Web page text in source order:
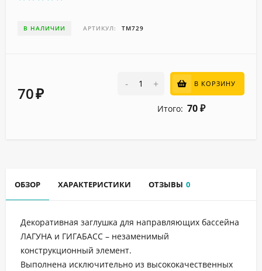
В НАЛИЧИИ АРТИКУЛ: ТМ729
70₽
- + В КОРЗИНУ
Итого: 70 ₽
ОБЗОР ХАРАКТЕРИСТИКИ ОТЗЫВЫ 0
Декоративная заглушка для направляющих бассейна
ЛАГУНА и ГИГАБАСС – незаменимый
конструкционный элемент.
Выполнена исключительно из высококачественных